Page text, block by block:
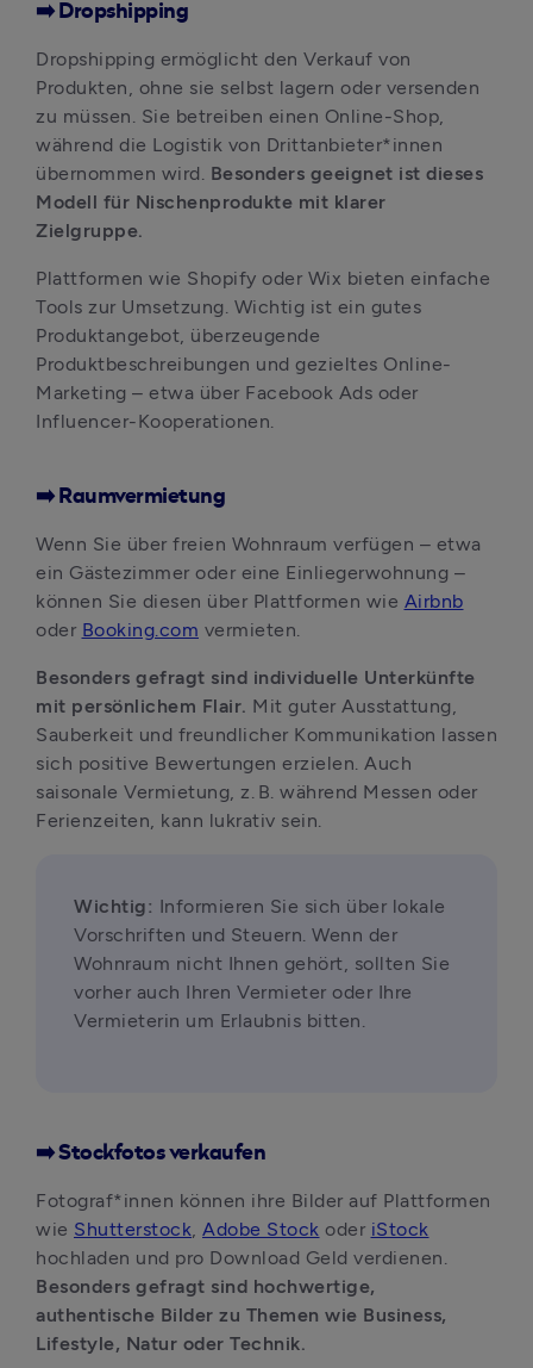
➡️ Dropshipping
Dropshipping ermöglicht den Verkauf von
Produkten, ohne sie selbst lagern oder versenden
zu müssen. Sie betreiben einen Online-Shop,
während die Logistik von Drittanbieter*innen
übernommen wird. Besonders geeignet ist dieses
Modell für Nischenprodukte mit klarer
Zielgruppe.
Plattformen wie Shopify oder Wix bieten einfache
Tools zur Umsetzung. Wichtig ist ein gutes
Produktangebot, überzeugende
Produktbeschreibungen und gezieltes Online-
Marketing – etwa über Facebook Ads oder
Influencer-Kooperationen.
➡️ Raumvermietung
Wenn Sie über freien Wohnraum verfügen – etwa
ein Gästezimmer oder eine Einliegerwohnung –
können Sie diesen über Plattformen wie Airbnb
oder Booking.com vermieten.
Besonders gefragt sind individuelle Unterkünfte
mit persönlichem Flair. Mit guter Ausstattung,
Sauberkeit und freundlicher Kommunikation lassen
sich positive Bewertungen erzielen. Auch
saisonale Vermietung, z. B. während Messen oder
Ferienzeiten, kann lukrativ sein.
Wichtig: Informieren Sie sich über lokale
Vorschriften und Steuern. Wenn der
Wohnraum nicht Ihnen gehört, sollten Sie
vorher auch Ihren Vermieter oder Ihre
Vermieterin um Erlaubnis bitten.
➡️ Stockfotos verkaufen
Fotograf*innen können ihre Bilder auf Plattformen
wie Shutterstock, Adobe Stock oder iStock
Besonders gefragt sind hochwertige,
authentische Bilder zu Themen wie Business,
Lifestyle, Natur oder Technik.